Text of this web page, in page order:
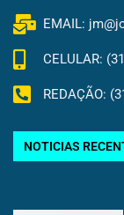
EMAIL:
CELULAR:
REDAÇÃO:
NOTICIAS